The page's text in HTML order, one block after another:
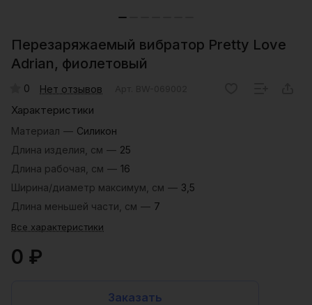
Перезаряжаемый вибратор Pretty Love
Adrian, фиолетовый
0 Нет отзывов
Характеристики
Материал — Силикон
Длина изделия, см — 25
Длина рабочая, см — 16
Ширина/диаметр максимум, см — 3,5
Длина меньшей части, см — 7
Все характеристики
0 ₽
Заказать